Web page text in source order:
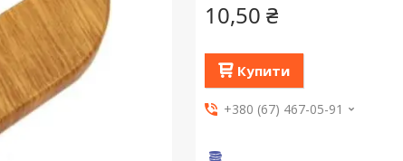
10,50 ₴
Купити
+380 (67) 467-05-91